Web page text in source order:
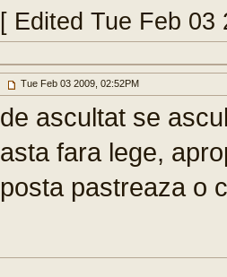
[ Edited Tue Feb 03
Tue Feb 03 2009, 02:52PM
de ascultat se
asta fara lege,
posta pastreaza o